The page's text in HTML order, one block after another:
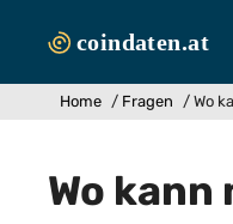
Inhalt
Home / Fragen / Wo
Wo